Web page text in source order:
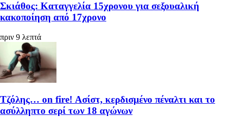
Σκιάθος: Καταγγελία 15χρονου για σεξουαλική
κακοποίηση από 17χρονο
πριν 9 λεπτά
Τζόλης… on fire! Ασίστ, κερδισμένο πέναλτι και το
ασύλληπτο σερί των 18 αγώνων